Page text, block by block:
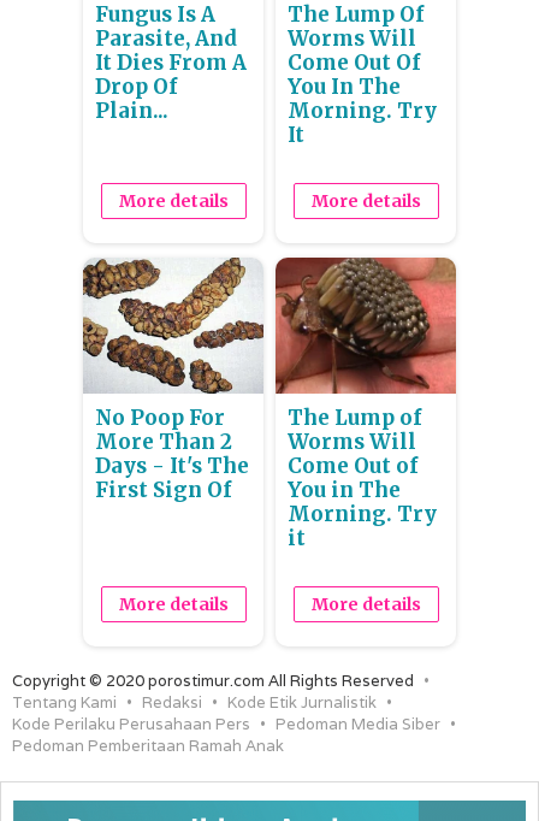
Fungus Is A
Parasite, And
It Dies From A
Drop Of
Plain...
More details
The Lump Of
Worms Will
Come Out Of
You In The
Morning. Try
It
More details
No Poop For
More Than 2
Days - It's The
First Sign Of
More details
The Lump of
Worms Will
Come Out of
You in The
Morning. Try
it
More details
Copyright © 2020 porostimur.com All Rights Reserved
Tentang Kami
Redaksi
Kode Etik Jurnalistik
Kode Perilaku Perusahaan Pers
Pedoman Media Siber
Pedoman Pemberitaan Ramah Anak